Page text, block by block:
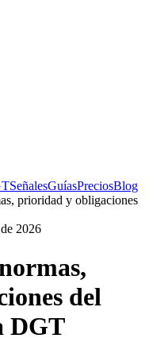
SeñalesGuíasPreciosBlog
prioridad y obligaciones
2026
del
DGT